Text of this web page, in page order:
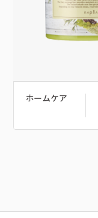
ホームケア